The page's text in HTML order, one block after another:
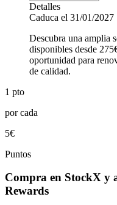
Detalles
Caduca el 31/01/2027
Descubra una amplia
disponibles desde
oportunidad para
de calidad.
1 pto
por cada
5€
Puntos
Compra en StockX y
Rewards